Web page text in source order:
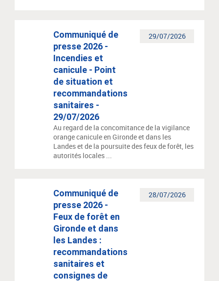
29/07/2026
Communiqué de
presse 2026 -
Incendies et
canicule - Point
de situation et
recommandations
sanitaires -
29/07/2026
Au regard de la concomitance de la vigilance
orange canicule en Gironde et dans les
Landes et de la poursuite des feux de forêt, les
autorités locales ...
28/07/2026
Communiqué de
presse 2026 -
Feux de forêt en
Gironde et dans
les Landes :
recommandations
sanitaires et
consignes de